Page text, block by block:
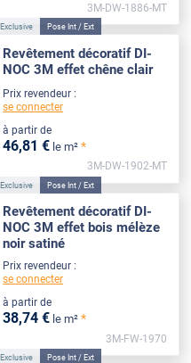
3M-DW-1886-MT
Exclusive Pose Int / Ext
Revêtement décoratif DI-
NOC 3M effet chêne clair
Prix revendeur :
se connecter
à partir de
46,81 € le m² *
3M-DW-1902-MT
Exclusive Pose Int / Ext
Revêtement décoratif DI-
NOC 3M effet bois mélèze
noir satiné
Prix revendeur :
se connecter
à partir de
38,74 € le m² *
3M-FW-1970
Exclusive Pose Int / Ext